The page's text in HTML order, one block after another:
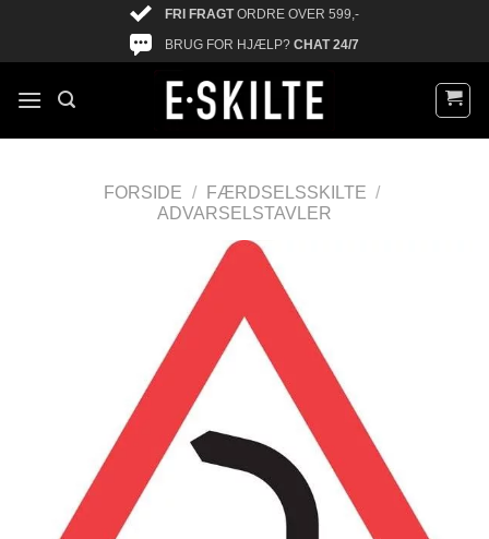
FRI FRAGTORDRE OVER 599,-
BRUG FOR HJÆLP? CHAT 24/7
FORSIDE / FÆRDSELSSKILTE /
ADVARSELSTAVLER